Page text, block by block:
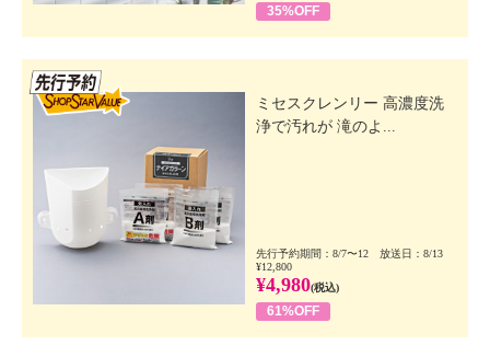
35%OFF
ミセスクレンリー 高濃度洗
浄で汚れが 滝のよ...
先行予約期間：8/7〜12 放送日：8/13
¥12,800
¥4,980(税込)
61%OFF